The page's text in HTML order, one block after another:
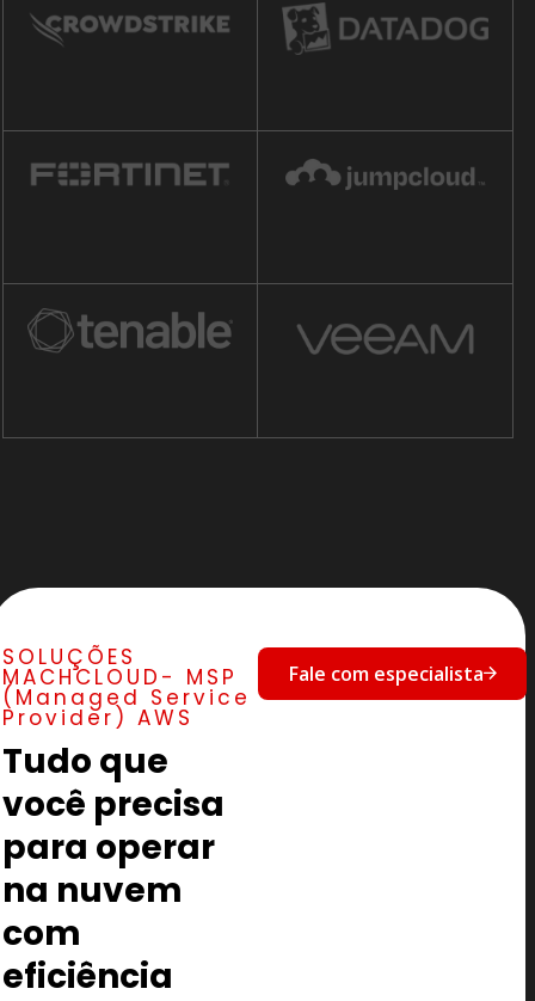
SOLUÇÕES
MACHCLOUD- MSP
(Managed Service
Provider) AWS
Tudo que
você precisa
para operar
na nuvem
com
eficiência
Fale com especialista